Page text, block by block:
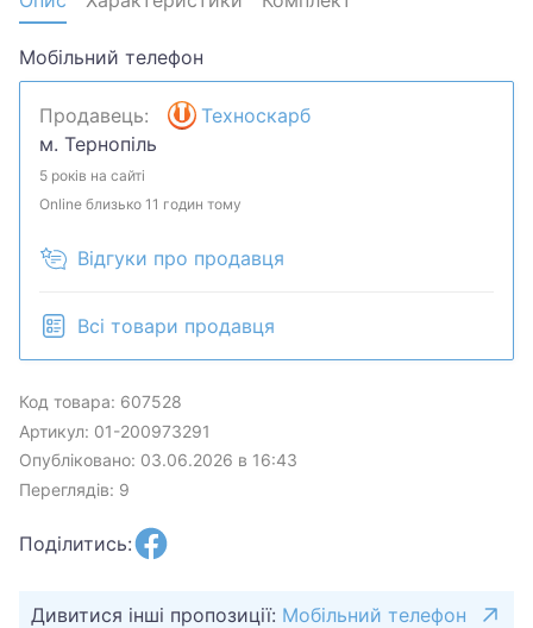
Мобільний телефон
Продавець:
Техноскарб
м. Тернопіль
5 років на сайті
Online близько 11 годин тому
Відгуки про продавця
Всі товари продавця
Код товара: 607528
Артикул: 01-200973291
Опубліковано: 03.06.2026 в 16:43
Переглядів: 9
Поділитись:
Дивитися інші пропозиції: Мобільний телефон